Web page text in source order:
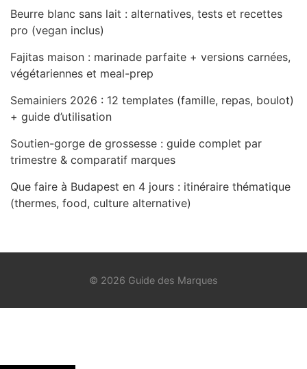
Beurre blanc sans lait : alternatives, tests et recettes
pro (vegan inclus)
Fajitas maison : marinade parfaite + versions carnées,
végétariennes et meal-prep
Semainiers 2026 : 12 templates (famille, repas, boulot)
+ guide d’utilisation
Soutien-gorge de grossesse : guide complet par
trimestre & comparatif marques
Que faire à Budapest en 4 jours : itinéraire thématique
(thermes, food, culture alternative)
© 2026 Guide des Marques